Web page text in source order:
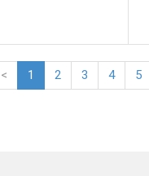
< 1 2 3 4 5